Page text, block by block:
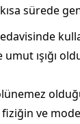
sürede
ışığı
ve